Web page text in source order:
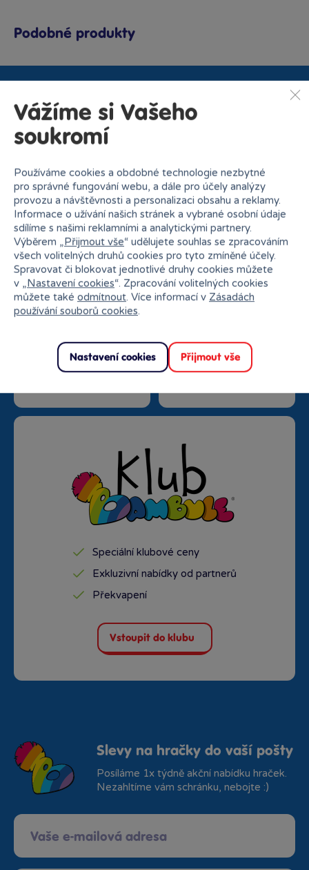
Podobné produkty
Proč nakupovat v Bambuli?
Nejširší sortiment na
trhu
27 kamenných prodejen
Doprava zdarma od
1500 Kč
Rezervace na prodejně
zdarma
Speciální klubové ceny
Exkluzivní nabídky od partnerů
Překvapení
Vstoupit do klubu
Slevy na hračky do vaší pošty
Posíláme 1x týdně akční nabídku hraček.
Nezahltíme vám schránku, nebojte :)
Vážíme si Vašeho
soukromí
Používáme cookies a obdobné technologie nezbytné
pro správné fungování webu, a dále pro účely analýzy
provozu a návštěvnosti a personalizaci obsahu a reklamy.
Informace o užívání našich stránek a vybrané osobní údaje
sdílíme s našimi reklamními a analytickými partnery.
Výběrem „Přijmout vše“ udělujete souhlas se zpracováním
všech volitelných druhů cookies pro tyto zmíněné účely.
Spravovat či blokovat jednotlivé druhy cookies můžete
v „Nastavení cookies“. Zpracování volitelných cookies
můžete také odmítnout. Více informací v Zásadách
používání souborů cookies.
Nastavení cookies Přijmout vše